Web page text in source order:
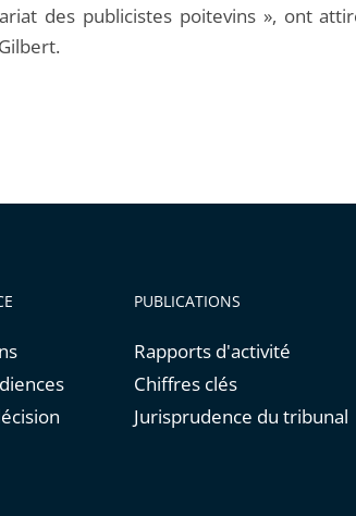
des publicistes poitevins », ont
PUBLICATIONS
Rapports d'activité
Chiffres clés
Jurisprudence du tribunal